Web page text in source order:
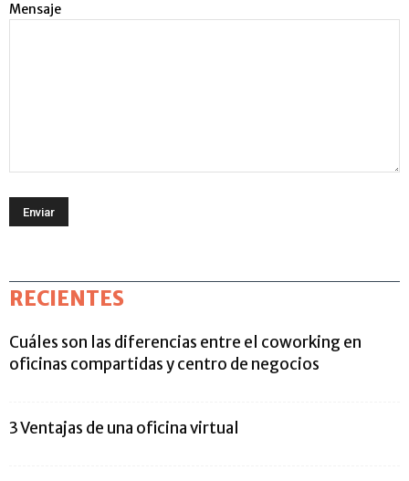
Mensaje
RECIENTES
Cuáles son las diferencias entre el coworking en
oficinas compartidas y centro de negocios
3 Ventajas de una oficina virtual